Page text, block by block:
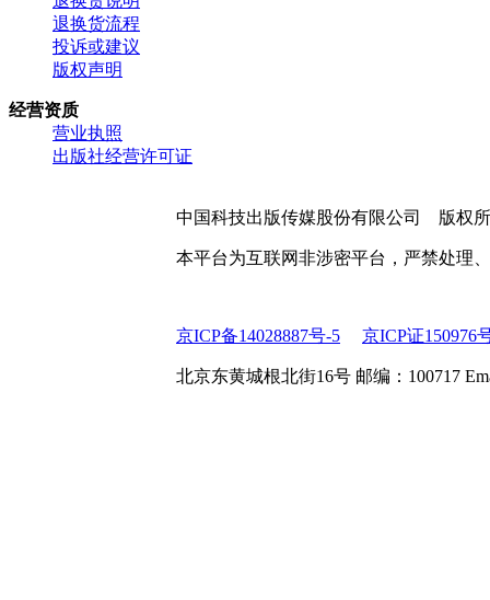
退换货流程
投诉或建议
版权声明
经营资质
营业执照
出版社经营许可证
中国科技出版传媒股份有限公司 版权
本平台为互联网非涉密平台，严禁处理
京ICP备14028887号-5 京ICP证150976
北京东黄城根北街16号 邮编：100717